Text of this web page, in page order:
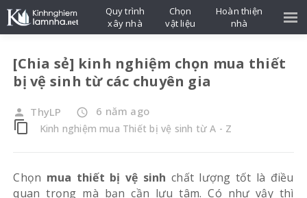
[Chia sẻ] kinh nghiệm chọn mua thiết
bị vệ sinh từ các chuyên gia
person ThyLP access_time 6 năm ago
content_copy Kinh nghiệm mua Thiết bị vệ sinh từ A - Z
Chọn mua thiết bị vệ sinh chất lượng tốt là điều
quan trọng mà bạn cần lưu tâm. Có như vậy thì
Quy trình
xây nhà
Chọn
vật liệu
Hoàn thiện
nhà